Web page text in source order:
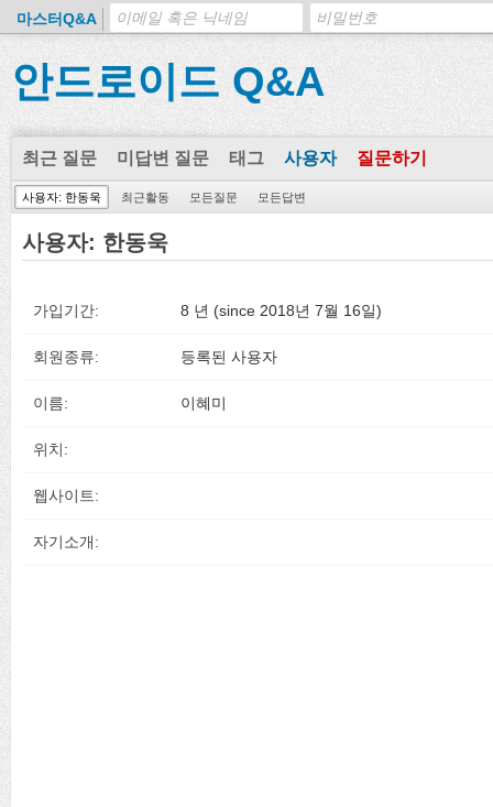
마스터Q&A
안드로이드 Q&A
최근 질문 미답변 질문 태그 사용자 질문하기
사용자: 한동욱 최근활동 모든질문 모든답변
사용자: 한동욱
가입기간: 8 년 (since 2018년 7월 16일)
회원종류: 등록된 사용자
이름: 이혜미
위치:
웹사이트:
자기소개: